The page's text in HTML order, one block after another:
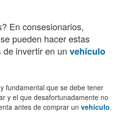
En consesionarios,
pueden hacer estas
invertir en un vehículo
fundamental que se debe tener
y el que desafortunadamente no
antes de comprar un vehículo.